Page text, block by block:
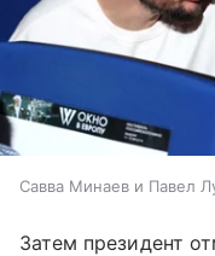
Савва Минаев и Павел
Затем президент